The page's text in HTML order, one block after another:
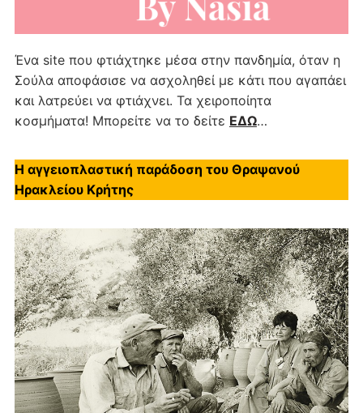
Ένα site που φτιάχτηκε μέσα στην πανδημία, όταν η
Σούλα αποφάσισε να ασχοληθεί με κάτι που αγαπάει
και λατρεύει να φτιάχνει. Τα χειροποίητα
κοσμήματα! Μπορείτε να το δείτε ΕΔΩ…
Η αγγειοπλαστική παράδοση του Θραψανού
Ηρακλείου Κρήτης